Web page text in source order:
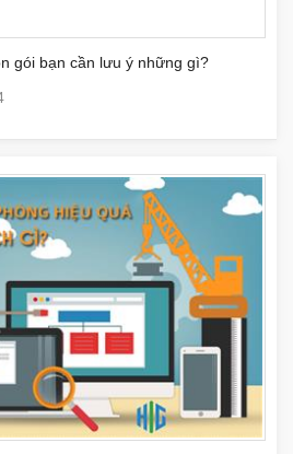
gói bạn cần lưu ý những gì?